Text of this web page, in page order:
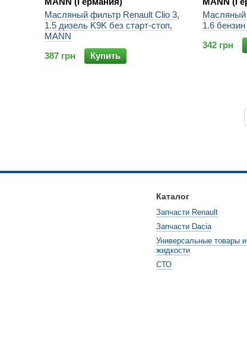
Масляный фильтр Renault Clio 3,
1.5 дизель K9K без старт-стоп,
MANN
387 грн
Купить
Масляный
1.6
342 грн
Каталог
Запчасти Renault
Запчасти Dacia
Универсальные товары и
жидкости
СТО